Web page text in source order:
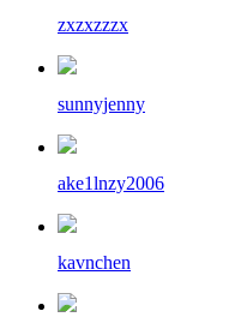
zxzxzzzx
sunnyjenny
ake1lnzy2006
kavnchen